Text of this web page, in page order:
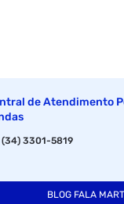
de água e misturar
ção diária de
de Atendimento
(34) 3301-5819
BLOG FALA MART